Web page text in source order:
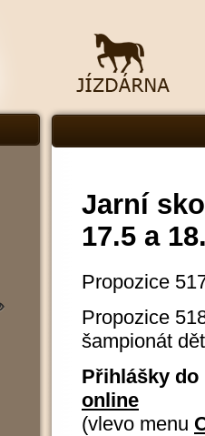
Jarní
17.5 a
Propozice
Propozice
šampionát
Přihlášky do
online
(vlevo menu